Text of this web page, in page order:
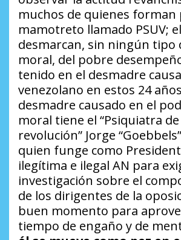
muchos de quienes forman
mamotreto llamado PSUV;
desmarcan, sin ningún tipo
moral, del pobre
tenido en el desmadre
venezolano en estos 24
desmadre causado en el
moral tiene el “Psiquiatra
revolución” Jorge
quien funge como
ilegítima e ilegal AN para
investigación sobre el
de los dirigentes de la
buen momento para
tiempo de engaño y de